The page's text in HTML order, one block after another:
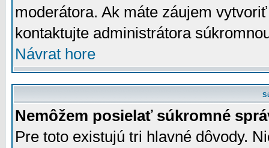
moderátora. Ak máte záujem
kontaktujte administrátora
Návrat hore
Nemôžem posielať súkromné
Pre toto existujú tri hlavné dôvody.